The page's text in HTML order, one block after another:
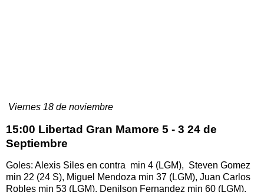
Viernes 18 de noviembre
15:00 Libertad Gran Mamore 5 - 3 24 de
Septiembre
Goles: Alexis Siles en contra min 4 (LGM), Steven Gomez
min 22 (24 S), Miguel Mendoza min 37 (LGM), Juan Carlos
Robles min 53 (LGM), Denilson Fernandez min 60 (LGM),